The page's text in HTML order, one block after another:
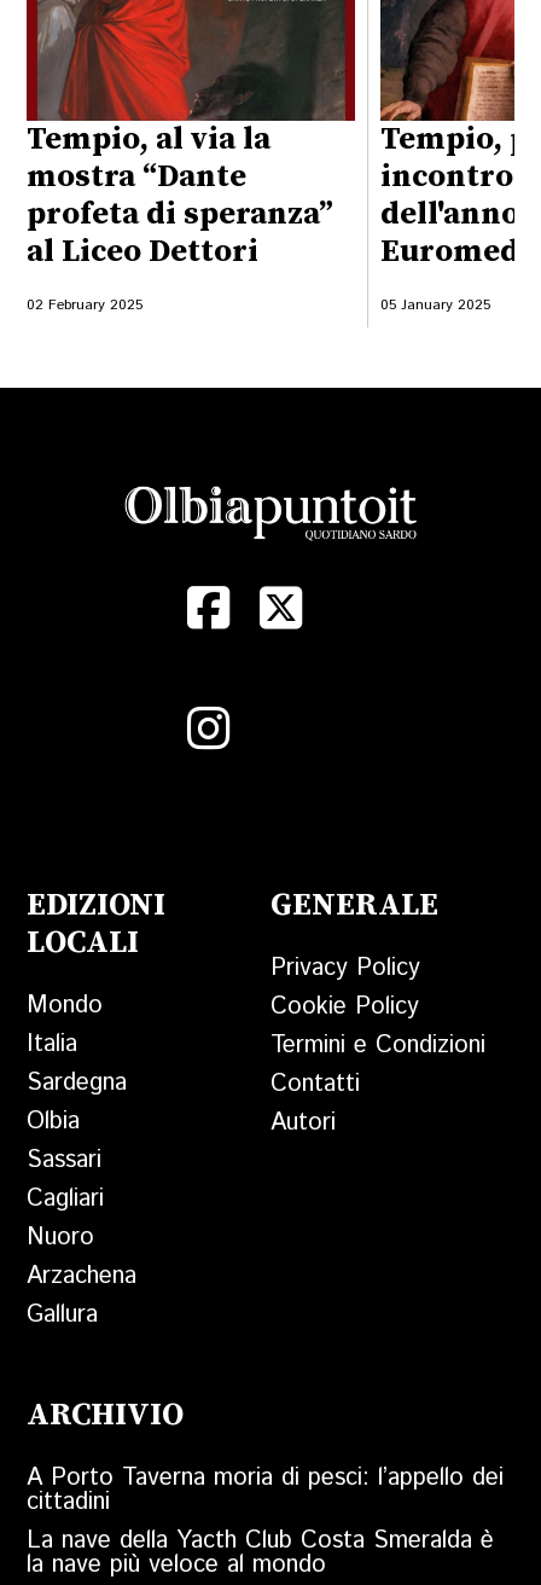
Tempio, al via la
mostra “Dante
profeta di speranza”
al Liceo Dettori
02 February 2025
Tempio,
incontro
dell'anno
05 January 2025
EDIZIONI
LOCALI
Mondo
Italia
Sardegna
Olbia
Sassari
Cagliari
Nuoro
Arzachena
Gallura
GENERALE
Privacy Policy
Cookie Policy
Termini e Condizioni
Contatti
Autori
ARCHIVIO
A Porto Taverna moria di pesci: l’appello dei
cittadini
La nave della Yacth Club Costa Smeralda è
la nave più veloce al mondo